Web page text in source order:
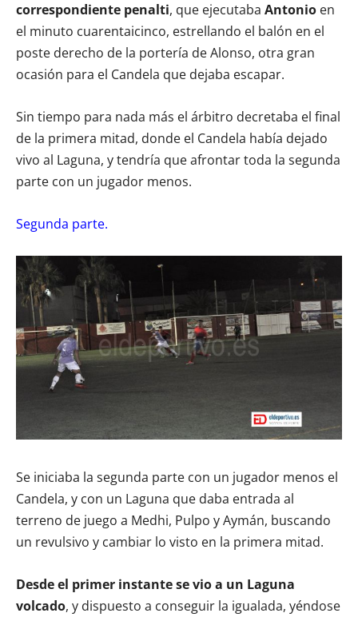
correspondiente penalti, que ejecutaba Antonio en
el minuto cuarentaicinco, estrellando el balón en el
poste derecho de la portería de Alonso, otra gran
ocasión para el Candela que dejaba escapar.
Sin tiempo para nada más el árbitro decretaba el final
de la primera mitad, donde el Candela había dejado
vivo al Laguna, y tendría que afrontar toda la segunda
parte con un jugador menos.
Segunda parte.
Se iniciaba la segunda parte con un jugador menos el
Candela, y con un Laguna que daba entrada al
terreno de juego a Medhi, Pulpo y Aymán, buscando
un revulsivo y cambiar lo visto en la primera mitad.
Desde el primer instante se vio a un Laguna
volcado, y dispuesto a conseguir la igualada, yéndose